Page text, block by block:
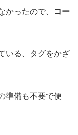
かったので、
コー
いる、タグをかざ
準備も不要で便